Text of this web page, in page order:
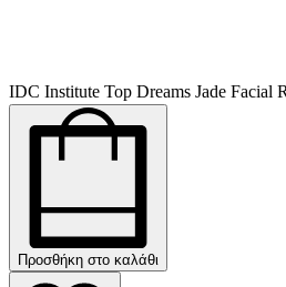
IDC Institute Top Dreams Jade Facial
Προσθήκη στο καλάθι